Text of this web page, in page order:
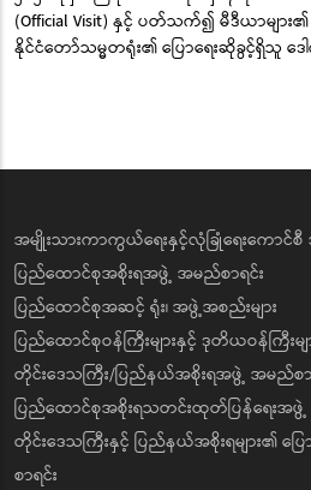
(Official Visit) နှင့် ပတ်သက်၍ မီဒီယာများ၏ မ
နိုင်ငံတော်သမ္မတရုံး၏ ပြောရေးဆိုခွင့်ရှိသူ ဒေ
အမျိုးသားကာကွယ်ရေးနှင့်လုံခြုံရေးကောင်စီ
ပြည်ထောင်စုအစိုးရအဖွဲ့ အမည်စာရင်း
ပြည်ထောင်စုအဆင့် ရုံး၊ အဖွဲ့အစည်းများ
ပြည်ထောင်စုဝန်ကြီးများနှင့် ဒုတိယဝန်ကြီးမျ
တိုင်းဒေသကြီး/ပြည်နယ်အစိုးရအဖွဲ့ အမည်စာ
ပြည်ထောင်စုအစိုးရသတင်းထုတ်ပြန်ရေးအဖွဲ့
တိုင်းဒေသကြီးနှင့် ပြည်နယ်အစိုးရများ၏ ပြ
စာရင်း